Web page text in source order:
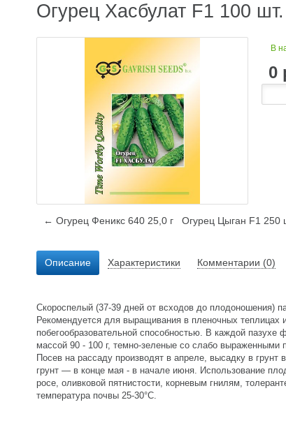
Огурец Хасбулат F1 100
В
0
← Огурец Феникс 640 25,0 г Огурец Цыган F1 250
Описание Характеристики Комментарии (0)
Скороспелый (37-39 дней от всходов до плодоношения)
Рекомендуется для выращивания в пленочных
побегообразовательной способностью. В каждой
массой 90 - 100 г, темно-зеленые со слабо
Посев на рассаду производят в апреле, высадку в
грунт — в конце мая - в начале июня. Использование
росе, оливковой пятнистости, корневым гнилям,
температура почвы 25-30°С.